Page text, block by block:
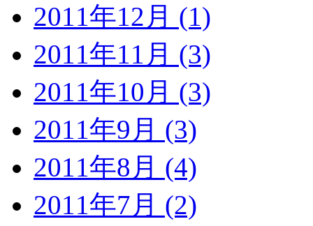
2011年12月 (1)
2011年11月 (3)
2011年10月 (3)
2011年9月 (3)
2011年8月 (4)
2011年7月 (2)